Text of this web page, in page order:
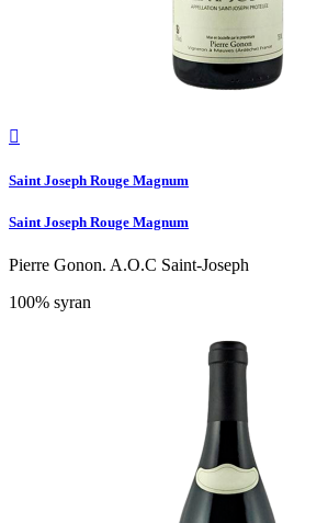

Saint Joseph Rouge Magnum
Saint Joseph Rouge Magnum
Pierre Gonon. A.O.C Saint-Joseph
100% syran